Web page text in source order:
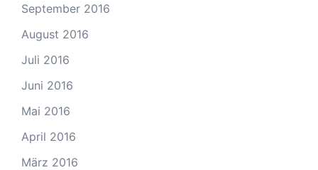
September 2016
August 2016
Juli 2016
Juni 2016
Mai 2016
April 2016
März 2016